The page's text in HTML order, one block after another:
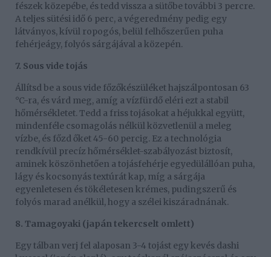
fészek közepébe, és tedd vissza a sütőbe további 3 percre.
A teljes sütési idő 6 perc, a végeredmény pedig egy
látványos, kívül ropogós, belül felhőszerűen puha
fehérjeágy, folyós sárgájával a közepén.
7. Sous vide tojás
Állítsd be a sous vide főzőkészüléket hajszálpontosan 63
°C-ra, és várd meg, amíg a vízfürdő eléri ezt a stabil
hőmérsékletet. Tedd a friss tojásokat a héjukkal együtt,
mindenféle csomagolás nélkül közvetlenül a meleg
vízbe, és főzd őket 45-60 percig. Ez a technológia
rendkívül precíz hőmérséklet-szabályozást biztosít,
aminek köszönhetően a tojásfehérje egyedülállóan puha,
lágy és kocsonyás textúrát kap, míg a sárgája
egyenletesen és tökéletesen krémes, pudingszerű és
folyós marad anélkül, hogy a szélei kiszáradnának.
8. Tamagoyaki (japán tekercselt omlett)
Egy tálban verj fel alaposan 3-4 tojást egy kevés dashi